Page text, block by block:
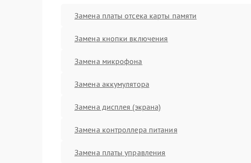
Замена платы отсека карты памяти
Замена кнопки включения
Замена микрофона
Замена аккумулятора
Замена дисплея (экрана)
Замена контроллера питания
Замена платы управления